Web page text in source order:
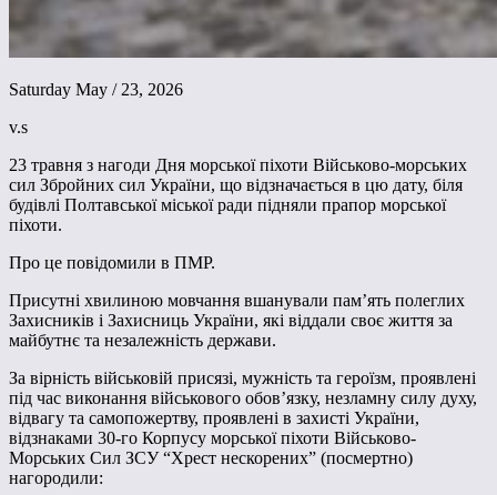
Saturday May / 23, 2026
v.s
23 травня з нагоди Дня морської піхоти Військово-морських
сил Збройних сил України, що відзначається в цю дату, біля
будівлі Полтавської міської ради підняли прапор морської
піхоти.
Про це повідомили в ПМР.
Присутні хвилиною мовчання вшанували пам’ять полеглих
Захисників і Захисниць України, які віддали своє життя за
майбутнє та незалежність держави.
За вірність військовій присязі, мужність та героїзм, проявлені
під час виконання військового обов’язку, незламну силу духу,
відвагу та самопожертву, проявлені в захисті України,
відзнаками 30-го Корпусу морської піхоти Військово-
Морських Сил ЗСУ “Хрест нескорених” (посмертно)
нагородили: